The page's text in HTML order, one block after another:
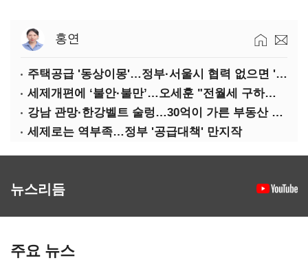
홍연
주택공급 '동상이몽'…정부·서울시 협력 없으면 '공수표'
세제개편에 ‘불안·불만’…오세훈 "전월세 구하기 더 힘들어질 것"
강남 관망·한강벨트 술렁…30억이 가른 부동산 민심
세제로는 역부족…정부 '공급대책' 만지작
뉴스리듬
주요 뉴스